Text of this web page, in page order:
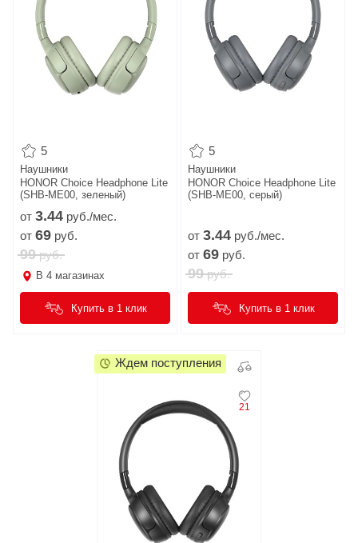
5
Наушники
HONOR Choice Headphone Lite
(SHB-ME00, зеленый)
от 3.44 руб./мес.
от 69 руб.
99руб.
В 4 магазинах
Купить в 1 клик
5
Наушники
HONOR Choice Headphone Lite
(SHB-ME00, серый)
от 3.44 руб./мес.
от 69 руб.
99руб.
Купить в 1 клик
21
Ждем поступления